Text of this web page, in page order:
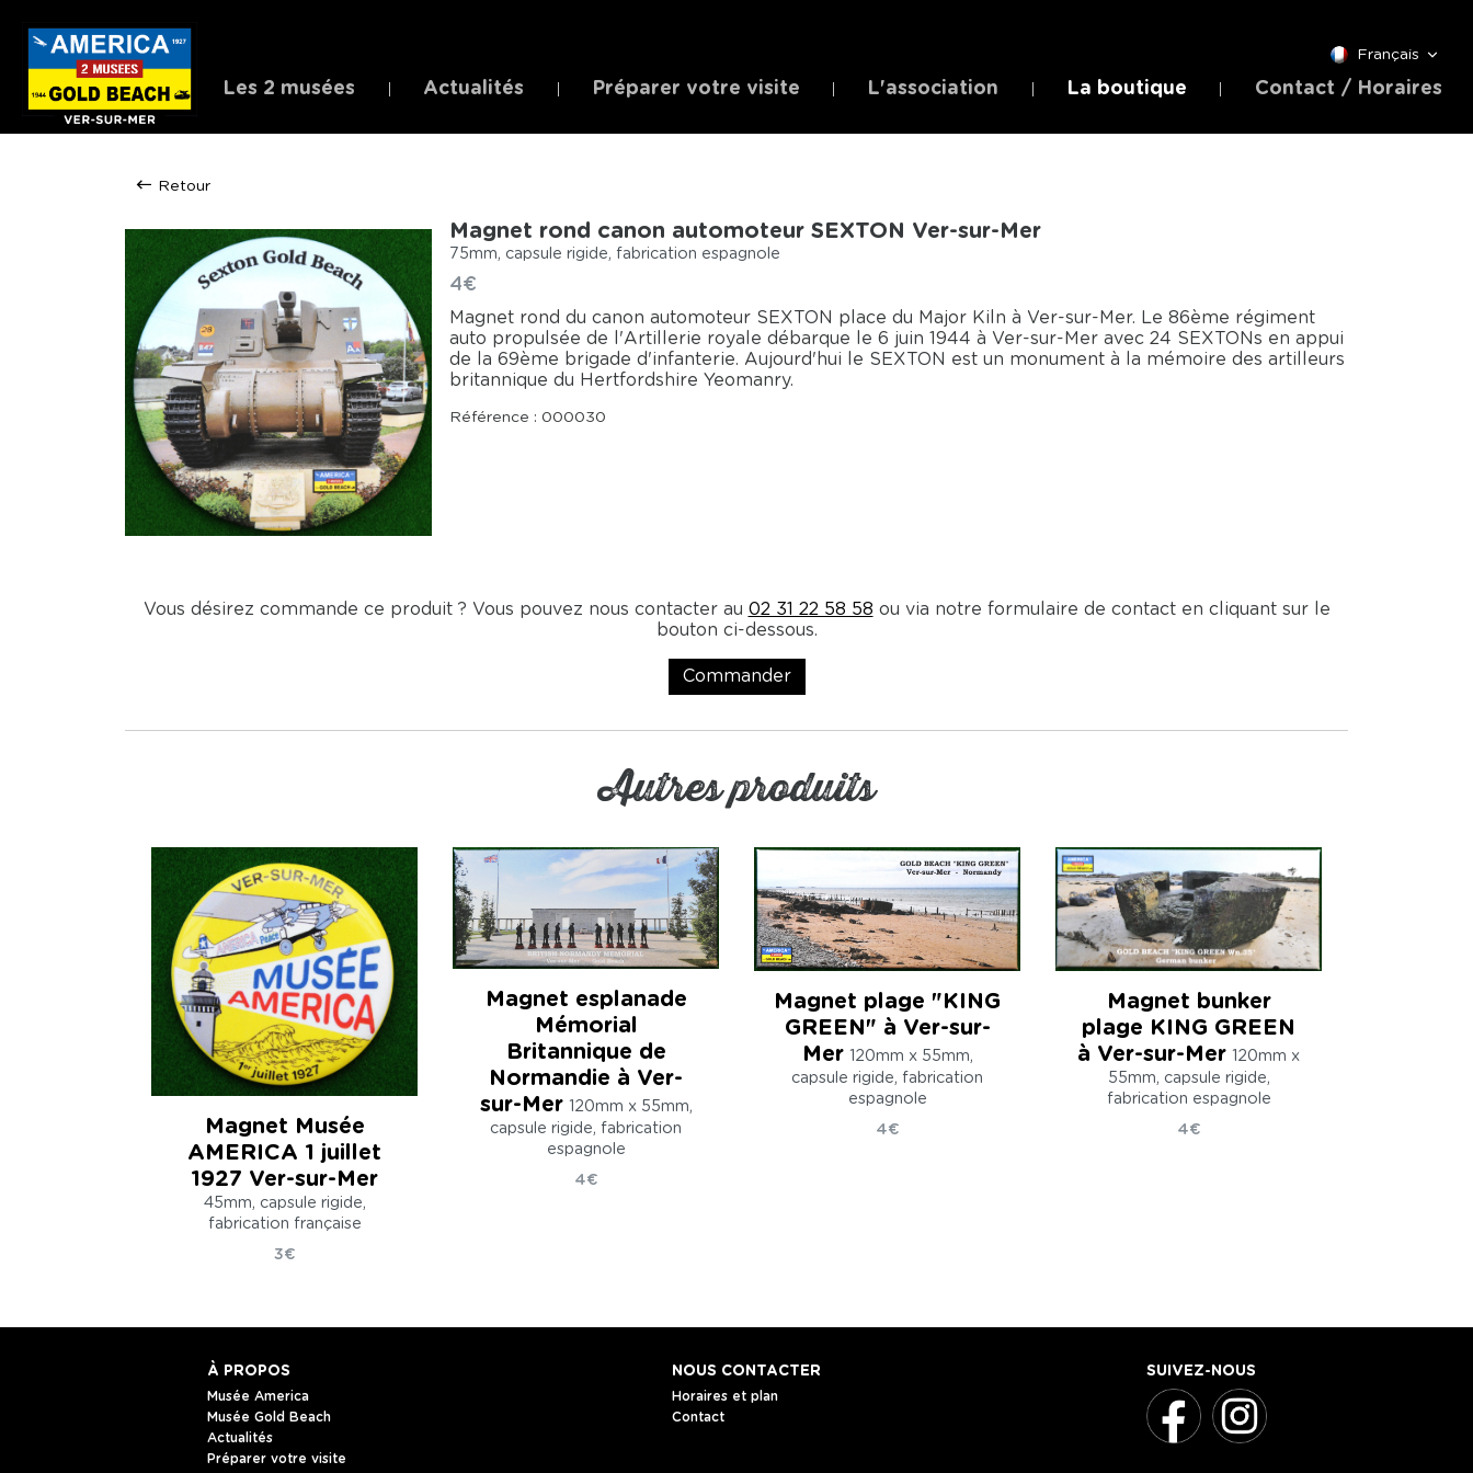
Français
Les 2 musées Actualités Préparer votre visite L'association La boutique Contact / Horaires
Retour
Magnet rond canon automoteur SEXTON Ver-sur-Mer
75mm, capsule rigide, fabrication espagnole
4€
Magnet rond du canon automoteur SEXTON place du Major Kiln à Ver-sur-Mer. Le 86ème régiment
auto propulsée de l'Artillerie royale débarque le 6 juin 1944 à Ver-sur-Mer avec 24 SEXTONs en appui
de la 69ème brigade d'infanterie. Aujourd'hui le SEXTON est un monument à la mémoire des artilleurs
britannique du Hertfordshire Yeomanry.
Référence : 000030
Vous désirez commande ce produit ? Vous pouvez nous contacter au 02 31 22 58 58 ou via notre formulaire de contact en cliquant sur le
bouton ci-dessous.
Commander
Autres produits
Magnet Musée
AMERICA 1 juillet
1927 Ver-sur-Mer
45mm, capsule rigide,
fabrication française
3€
Magnet esplanade
Mémorial
Britannique de
Normandie à Ver-
sur-Mer 120mm x 55mm,
capsule rigide, fabrication
espagnole
4€
Magnet plage "KING
GREEN" à Ver-sur-
Mer 120mm x 55mm,
capsule rigide, fabrication
espagnole
4€
Magnet bunker
plage KING GREEN
à Ver-sur-Mer 120mm x
55mm, capsule rigide,
fabrication espagnole
4€
À PROPOS
Musée America
Musée Gold Beach
Actualités
Préparer votre visite
NOUS CONTACTER
Horaires et plan
Contact
SUIVEZ-NOUS